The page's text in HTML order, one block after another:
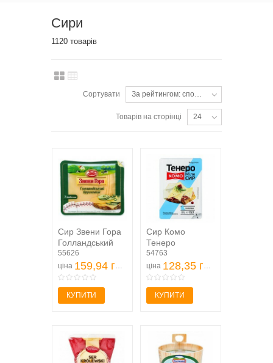
Сири
1120 товарів
Сортувати За рейтингом: спочатку популярні
Товарів на сторінці 24
Сир Звени Гора
Голландський
брусковий
твердий 45%
150г
55626
ціна 159,94 грн
КУПИТИ
Сир Комо
Тенеро
напівтвердий
скибочки
нарізані 50%
150г
54763
ціна 128,35 грн
КУПИТИ